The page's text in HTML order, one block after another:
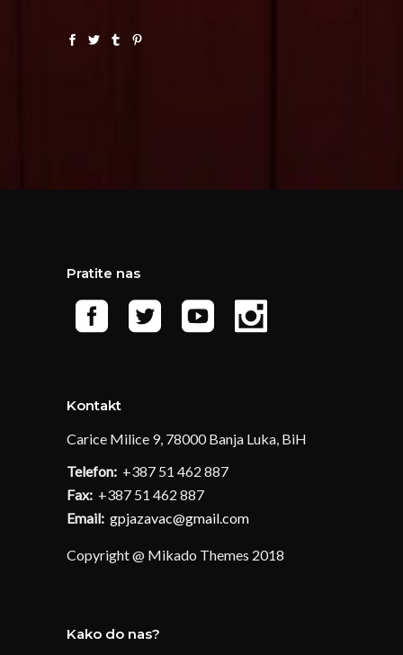
Pratite nas
Kontakt
Carice Milice 9, 78000 Banja Luka, BiH
Telefon: +387 51 462 887
Fax: +387 51 462 887
Email: gpjazavac@gmail.com
Copyright @ Mikado Themes 2018
Kako do nas?